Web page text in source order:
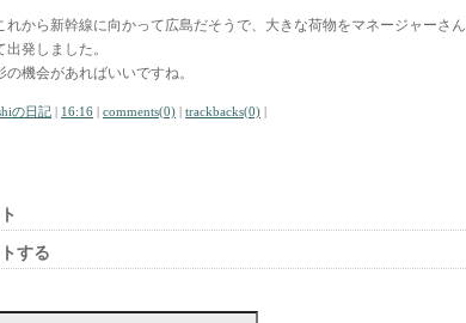
れから新幹線に向かって広島だそうで、大きな荷物をマネージャーさん
出発しました。
の機会があればいいですね。
の日記 | 16:16 | comments(0) | trackbacks(0) |
する